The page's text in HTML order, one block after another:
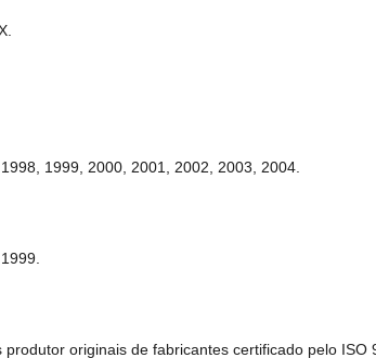
1999, 2000, 2001, 2002, 2003, 2004.
originais de fabricantes certificado pelo ISO